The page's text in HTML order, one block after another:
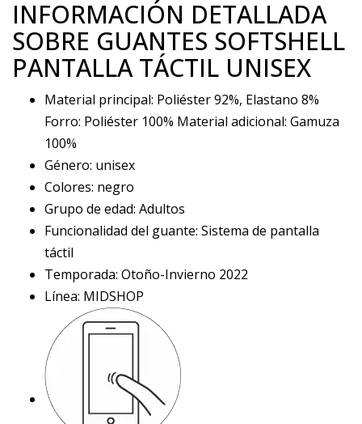
INFORMACIÓN DETALLADA
SOBRE GUANTES SOFTSHELL
PANTALLA TÁCTIL UNISEX
Material principal: Poliéster 92%, Elastano 8%
Forro: Poliéster 100% Material adicional: Gamuza
100%
Género: unisex
Colores: negro
Grupo de edad: Adultos
Funcionalidad del guante: Sistema de pantalla
táctil
Temporada: Otoño-Invierno 2022
Línea: MIDSHOP